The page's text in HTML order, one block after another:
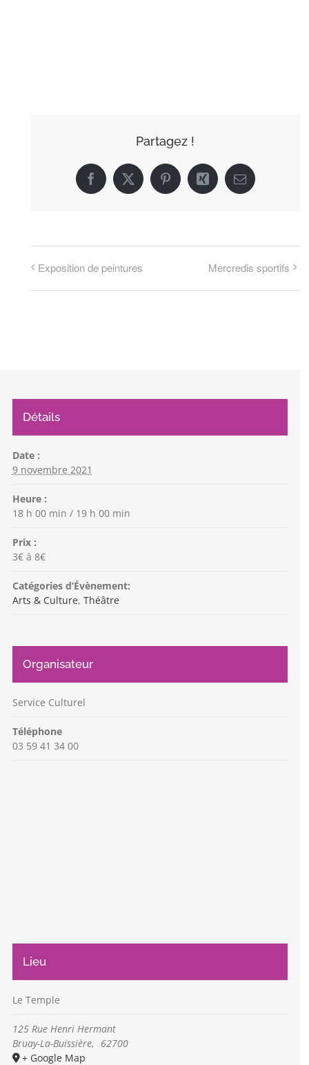
Partagez !
Facebook
X PinterestXing Email
Exposition de peintures Mercredis sportifs
Détails
Date :
9 novembre 2021
Heure :
18 h 00 min / 19 h 00 min
Prix :
3€ à 8€
Catégories d’Évènement:
Arts & Culture, Théâtre
Organisateur
Service Culturel
Téléphone
03 59 41 34 00
Lieu
Le Temple
125 Rue Henri Hermant
Bruay-La-Buissière,
62700
+ Google Map